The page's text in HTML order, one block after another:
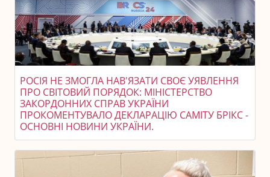
РОСІЯ НЕ ЗМОГЛА НАВ'ЯЗАТИ СВОЄ УЯВЛЕННЯ
ПРО СВІТОВИЙ ПОРЯДОК: МІНІСТЕРСТВО
ЗАКОРДОННИХ СПРАВ УКРАЇНИ
ПРОКОМЕНТУВАЛО ДЕКЛАРАЦІЮ САМІТУ БРІКС -
ОСНОВНІ НОВИНИ УКРАЇНИ.